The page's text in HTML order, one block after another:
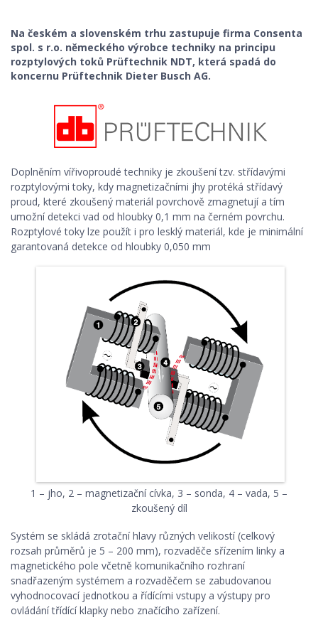
Na českém a slovenském trhu zastupuje firma Consenta
spol. s r.o. německého výrobce techniky na principu
rozptylových toků Prüftechnik NDT, která spadá do
koncernu Prüftechnik Dieter Busch AG.
Doplněním vířivoproudé techniky je zkoušení tzv. střídavými
rozptylovými toky, kdy magnetizačními jhy protéká střídavý
proud, které zkoušený materiál povrchově zmagnetují a tím
umožní detekci vad od hloubky 0,1 mm na černém povrchu.
Rozptylové toky lze použít i pro lesklý materiál, kde je minimální
garantovaná detekce od hloubky 0,050 mm
1 – jho, 2 – magnetizační cívka, 3 – sonda, 4 – vada, 5 –
zkoušený díl
Systém se skládá zrotační hlavy různých velikostí (celkový
rozsah průměrů je 5 – 200 mm), rozvaděče sřízením linky a
magnetického pole včetně komunikačního rozhraní
snadřazeným systémem a rozvaděčem se zabudovanou
vyhodnocovací jednotkou a řídícími vstupy a výstupy pro
ovládání třídící klapky nebo značícího zařízení.